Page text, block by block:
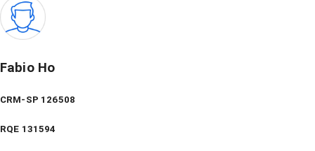
Fabio Ho
CRM-SP 126508
RQE 131594